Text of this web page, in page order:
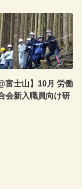
富士山】10月 労働
会新入職員向け研